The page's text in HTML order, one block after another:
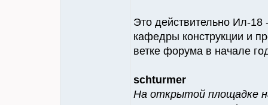
Это действительно Ил-
кафедры конструкции и
ветке форума в начале
schturmer
На открытой площадке